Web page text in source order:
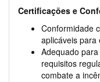
Certificações e
Conformidade
aplicáveis para
Adequado
requisitos
combate a